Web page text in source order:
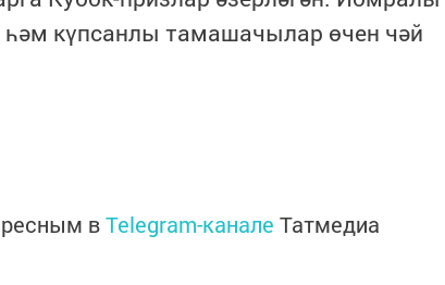
күпсанлы тамашачылар өчен чәй
вTelegram-канале Татмедиа